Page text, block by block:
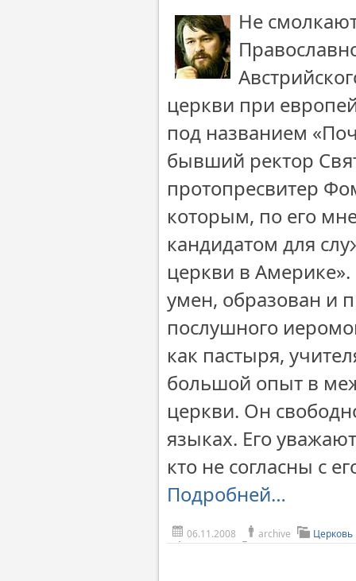
Не
церкви при
под названием
бывший ректор
протопресвитер
которым, по его
кандидатом для
церкви в
умен, образован и
послушного
как пастыря,
большой опыт в
церкви. Он
языках. Его
кто не согласны с
Подробней…
06.11.2008 archive